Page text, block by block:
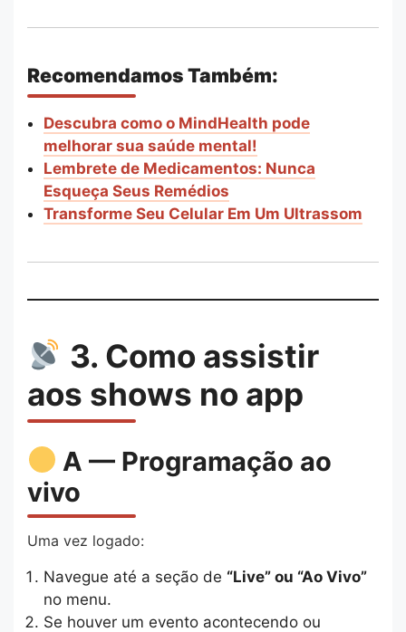
Recomendamos Também:
Descubra como o MindHealth pode
melhorar sua saúde mental!
Lembrete de Medicamentos: Nunca
Esqueça Seus Remédios
Transforme Seu Celular Em Um Ultrassom
3. Como assistir
aos shows no app
A — Programação ao
vivo
Uma vez logado:
Navegue até a seção de “Live” ou “Ao Vivo”
no menu.
Se houver um evento acontecendo ou